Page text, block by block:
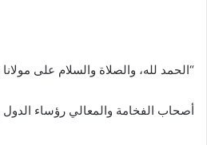
“الحمد لله، والصلاة والسلام على
أصحاب الفخامة والمعالي رؤساء الدول